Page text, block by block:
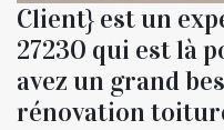
Client} est un
27230 qui est là
avez un grand
rénovation